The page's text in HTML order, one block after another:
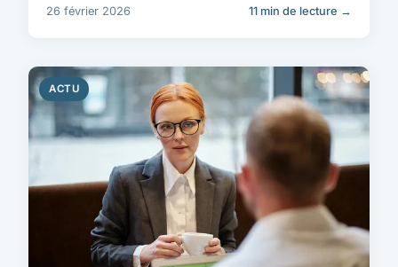
26 février 2026 11 min de lecture →
ACTU